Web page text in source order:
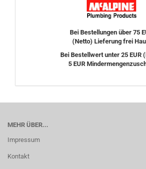
Bei Bestellungen über 75
(Netto) Lieferung frei
Bei Bestellwert unter 25 EUR
5 EUR
MEHR ÜBER...
Impressum
Kontakt